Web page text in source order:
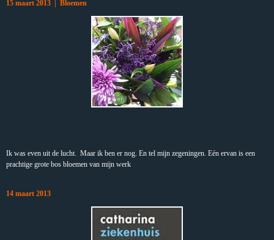
15 maart 2013 | Bloemen
Ik was even uit de lucht. Maar ik ben er nog. En tel mijn zegeningen. Eén ervan is een
prachtige grote bos bloemen van mijn werk
14 maart 2013